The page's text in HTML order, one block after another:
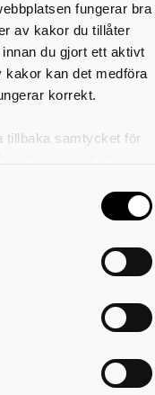
fungerar bra
av kakor du tillåter
du gjort ett aktivt
kakor kan det medföra
korrekt.
tillbaka samtycket för